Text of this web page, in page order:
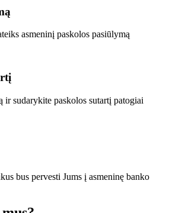
asmeninį paskolos pasiūlymą
ir sudarykite paskolos sutartį patogiai
bus pervesti Jums į asmeninę banko